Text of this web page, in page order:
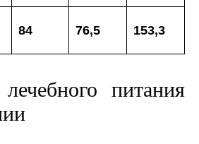
84 76,5 153,3
питания